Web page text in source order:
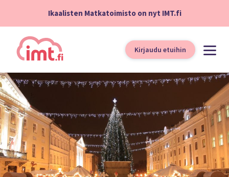
Ikaalisten Matkatoimisto on nyt IMT.fi
Kirjaudu etuihin